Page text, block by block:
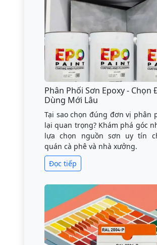
Phân Phối Sơn Epoxy -
Dùng Mới Lâu
Tại sao chọn đúng đơn vị phân
lại quan trọng? Khám phá góc
lựa chọn nguồn sơn uy tín
quán cà phê và nhà xưởng.
Đọc tiếp